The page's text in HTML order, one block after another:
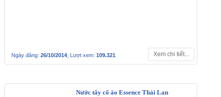
Ngày đăng: 26/10/2014; Lượt xem: 109.321 Xem chi tiết...
Nước tẩy cổ áo Essence Thái Lan